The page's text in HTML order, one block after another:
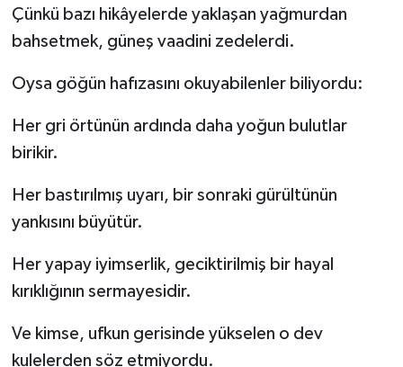
Çünkü bazı hikâyelerde yaklaşan yağmurdan
bahsetmek, güneş vaadini zedelerdi.
Oysa göğün hafızasını okuyabilenler biliyordu:
Her gri örtünün ardında daha yoğun bulutlar
birikir.
Her bastırılmış uyarı, bir sonraki gürültünün
yankısını büyütür.
Her yapay iyimserlik, geciktirilmiş bir hayal
kırıklığının sermayesidir.
Ve kimse, ufkun gerisinde yükselen o dev
kulelerden söz etmiyordu.